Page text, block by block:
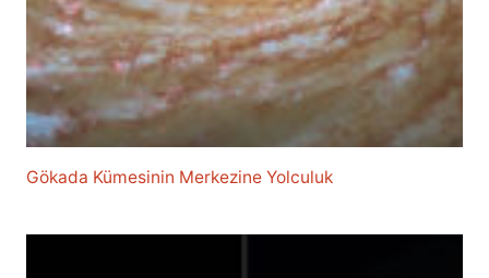
Gökada Kümesinin Merkezine Yolculuk